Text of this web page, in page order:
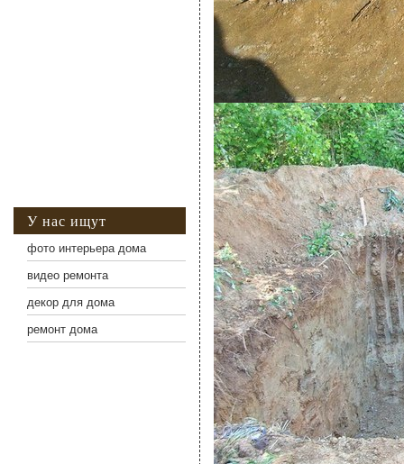
У нас ищут
фото интерьера дома
видео ремонта
декор для дома
ремонт дома